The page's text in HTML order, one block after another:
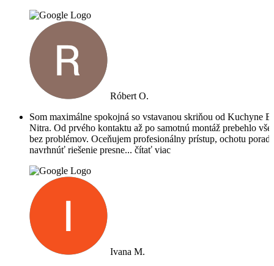
Róbert O.
Som maximálne spokojná so vstavanou skriňou od Kuchyne
Nitra. Od prvého kontaktu až po samotnú montáž prebehlo
bez problémov. Oceňujem profesionálny prístup, ochotu
navrhnúť riešenie presne... čítať viac
Ivana M.